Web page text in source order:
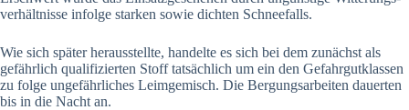
ver­hält­nis­se infol­ge star­ken sowie dich­ten Schnee­falls.
Wie sich spä­ter her­aus­stell­te, han­del­te es sich bei dem zunächst als
gefähr­lich qua­li­fi­zier­ten Stoff tat­säch­lich um ein den Gefahr­gut­klas­sen
zu fol­ge unge­fähr­li­ches Leim­ge­misch. Die Ber­gungs­ar­bei­ten dau­er­ten
bis in die Nacht an.